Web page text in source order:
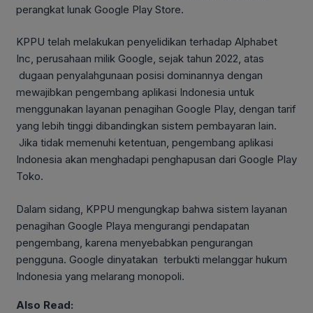
perangkat lunak Google Play Store.
KPPU telah melakukan penyelidikan terhadap Alphabet
Inc, perusahaan milik Google, sejak tahun 2022, atas
dugaan penyalahgunaan posisi dominannya dengan
mewajibkan pengembang aplikasi Indonesia untuk
menggunakan layanan penagihan Google Play, dengan tarif
yang lebih tinggi dibandingkan sistem pembayaran lain.
Jika tidak memenuhi ketentuan, pengembang aplikasi
Indonesia akan menghadapi penghapusan dari Google Play
Toko.
Dalam sidang, KPPU mengungkap bahwa sistem layanan
penagihan Google Playa mengurangi pendapatan
pengembang, karena menyebabkan pengurangan
pengguna. Google dinyatakan terbukti melanggar hukum
Indonesia yang melarang monopoli.
Also Read: